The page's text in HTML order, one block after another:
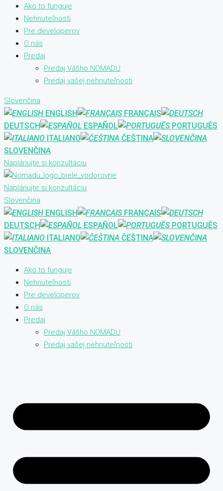
Ako to funguje
Nehnuteľnosti
Pre developerov
O nás
Predaj
Predaj Vášho NOMADU
Predaj vašej nehnuteľnosti
Slovenčina
ENGLISH
FRANÇAIS
DEUTSCH
ESPAÑOL
PORTUGUÊS
ITALIANO
ČEŠTINA
SLOVENČINA
Naplánujte si konzultáciu
Naplánujte si konzultáciu
Slovenčina
ENGLISH
FRANÇAIS
DEUTSCH
ESPAÑOL
PORTUGUÊS
ITALIANO
ČEŠTINA
SLOVENČINA
Ako to funguje
Nehnuteľnosti
Pre developerov
O nás
Predaj
Predaj Vášho NOMADU
Predaj vašej nehnuteľnosti